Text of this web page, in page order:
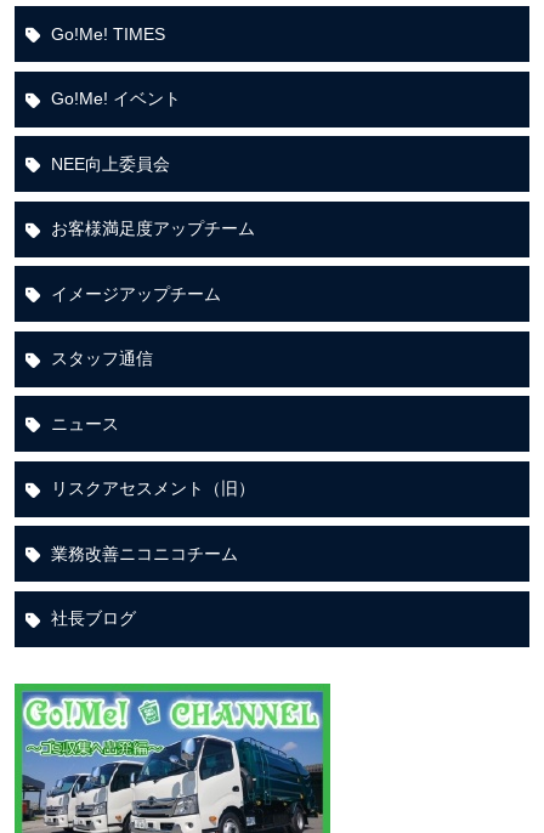
Go!Me! TIMES
Go!Me! イベント
NEE向上委員会
お客様満足度アップチーム
イメージアップチーム
スタッフ通信
ニュース
リスクアセスメント（旧）
業務改善ニコニコチーム
社長ブログ